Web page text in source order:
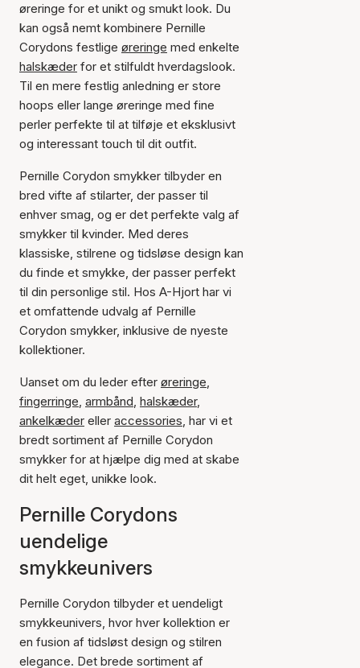
øreringe for et unikt og smukt look. Du
kan også nemt kombinere Pernille
Corydons festlige øreringe med enkelte
halskæder for et stilfuldt hverdagslook.
Til en mere festlig anledning er store
hoops eller lange øreringe med fine
perler perfekte til at tilføje et eksklusivt
og interessant touch til dit outfit.
Pernille Corydon smykker tilbyder en
bred vifte af stilarter, der passer til
enhver smag, og er det perfekte valg af
smykker til kvinder. Med deres
klassiske, stilrene og tidsløse design kan
du finde et smykke, der passer perfekt
til din personlige stil. Hos A-Hjort har vi
et omfattende udvalg af Pernille
Corydon smykker, inklusive de nyeste
kollektioner.
Uanset om du leder efter øreringe,
fingerringe, armbånd, halskæder,
ankelkæder eller accessories, har vi et
bredt sortiment af Pernille Corydon
smykker for at hjælpe dig med at skabe
dit helt eget, unikke look.
Pernille Corydons
uendelige
smykkeunivers
Pernille Corydon tilbyder et uendeligt
smykkeunivers, hvor hver kollektion er
en fusion af tidsløst design og stilren
elegance. Det brede sortiment af